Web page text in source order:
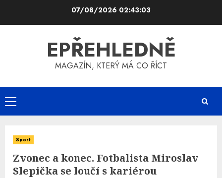
07/08/2026 02:43:03
EPŘEHLEDNĚ
MAGAZÍN, KTERÝ MÁ CO ŘÍCT
Primary
Menu
Sport
Zvonec a konec. Fotbalista Miroslav
Slepička se loučí s kariérou